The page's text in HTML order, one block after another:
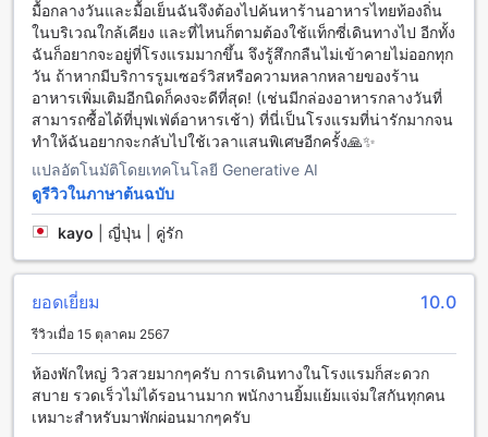
ความสุขแห่งการพักผ่อนที่ กมลาในเมืองภูเก็ต
เดอะ นาคา ภูเก็ต วิลลา (มาตรฐาน SHA Plus+) เป็นที่พักที่ยอด
เยี่ยมที่ตั้งอยู่ในภูเก็ต เป็นสถานที่ที่สมบูรณ์แบบสำหรับการพักผ่อน
และผ่อนคลาย โรงแรมนี้ตั้งอยู่ในทำเลที่ยอดเยี่ยม ใกล้กับหาดป่า
ตองที่สวยงามและสถานที่ท่องเที่ยวสำคัญอื่น ๆ ของเมืองภูเก็ต
นอกจากนี้ยังมีร้านค้าและร้านอาหารมากมายในบริเวณใกล้เคียง
ทำให้คุณสามารถสนุกกับชีวิตกลางเมืองได้อย่างสบายใจ
เดอะ นาคา ภูเก็ต วิลลา (มาตรฐาน SHA Plus+) เสนอห้องพักที่
สะดวกสบายและทันสมัย ทุกห้องพักมาพร้อมกับสิ่งอำนวยความ
สะดวกที่จำเป็น เช่น เครื่องปรับอากาศ, โทรทัศน์จอแบน, ตู้นิรภัย,
และอินเทอร์เน็ตไร้สาย นอกจากนี้ยังมีสระว่ายน้ำส่วนตัวและ
และความผ่อนคลายได้อย่างเต็มที่ที่เดอะ นาคา ภูเก็ต วิลลา
(มาตรฐาน SHA Plus+)
วิธีการเดินทางจากสนามบินใกล้เคียงไปยัง เดอะ นาคา ภูเก็ต
วิลลา (มาตรฐาน SHA Plus+)
มื้อกลางวันและมื้อเย็นฉันจึงต้องไปค้นหาร้านอาหารไทยท้องถิ่น
ในบริเวณใกล้เคียง และที่ไหนก็ตามต้องใช้แท็กซี่เดินทางไป อีกทั้ง
ฉันก็อยากจะอยู่ที่โรงแรมมากขึ้น จึงรู้สึกกลืนไม่เข้าคายไม่ออกทุก
วัน ถ้าหากมีบริการรูมเซอร์วิสหรือความหลากหลายของร้าน
อาหารเพิ่มเติมอีกนิดก็คงจะดีที่สุด! (เช่นมีกล่องอาหารกลางวันที่
สามารถซื้อได้ที่บุฟเฟ่ต์อาหารเช้า) ที่นี่เป็นโรงแรมที่น่ารักมากจน
ทำให้ฉันอยากจะกลับไปใช้เวลาแสนพิเศษอีกครั้ง🙏✨
แปลอัตโนมัติโดยเทคโนโลยี Generative AI
ดูรีวิวในภาษาต้นฉบับ
kayo ญี่ปุ่น | คู่รัก
ยอดเยี่ยม 10.0
รีวิวเมื่อ 15 ตุลาคม 2567
ห้องพักใหญ่ วิวสวยมากๆครับ การเดินทางในโรงแรมก็สะดวก
สบาย รวดเร็วไม่ได้รอนานมาก พนักงานยิ้มแย้มแจ่มใสกันทุกคน
เหมาะสำหรับมาพักผ่อนมากๆครับ